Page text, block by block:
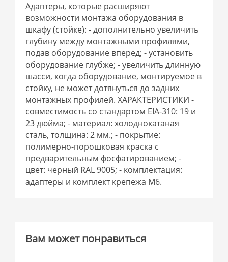
Адаптеры, которые расширяют
возможности монтажа оборудования в
шкафу (стойке): - дополнительно увеличить
глубину между монтажными профилями,
подав оборудование вперед; - установить
оборудование глубже; - увеличить длинную
шасси, когда оборудование, монтируемое в
стойку, не может дотянуться до задних
монтажных профилей. ХАРАКТЕРИСТИКИ -
совместимость со стандартом EIA-310: 19 и
23 дюйма; - материал: холоднокатаная
сталь, толщина: 2 мм.; - покрытие:
полимерно-порошковая краска с
предварительным фосфатированием; -
цвет: черный RAL 9005; - комплектация:
адаптеры и комплект крепежа М6.
Вам может понравиться